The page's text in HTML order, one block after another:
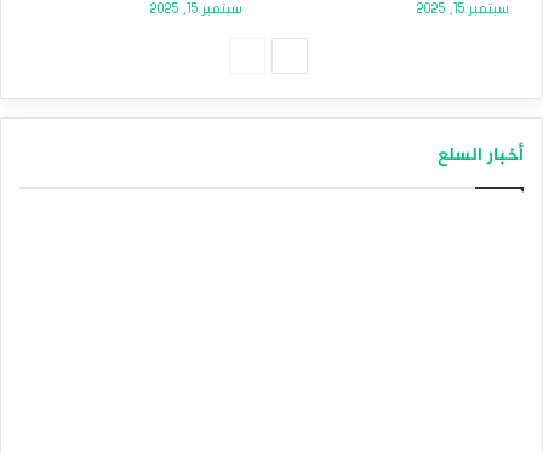
سبتمبر 15, 2025 سبتمبر 15, 2025
أخبار السلع